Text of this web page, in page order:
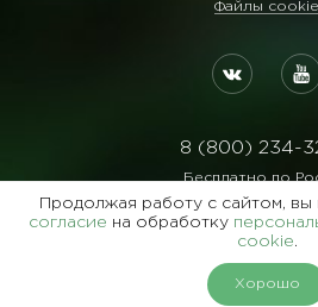
Файлы cookie
8 (800) 234-
Бесплатно по
Реквизиты:
ООО Агентство
Продолжая работу с сайтом, вы
согласие на обработку
cookie.
Хорошо